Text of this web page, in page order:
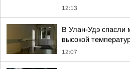
12:13
В Улан-Удэ спасли
высокой
12:07